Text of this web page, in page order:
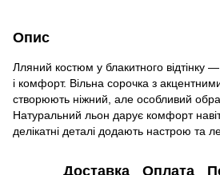
Опис
Лляний костюм у блакитного відтінку —
і комфорт. Вільна сорочка з
створюють ніжний, але особливий
Натуральний льон дарує комфорт
делікатні деталі додають настрою та
Доставка Оплата